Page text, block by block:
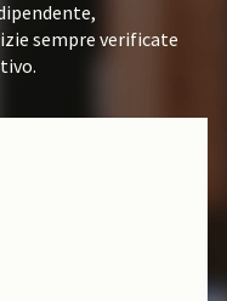
sempre verificate